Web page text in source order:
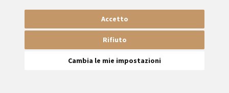
Accetto
Rifiuto
Cambia le mie impostazioni